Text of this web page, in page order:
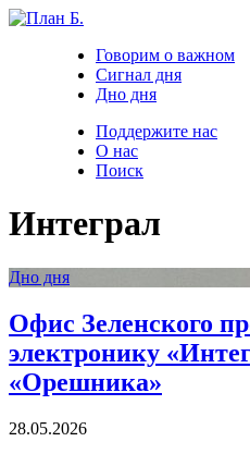
Говорим о важном
Сигнал дня
Дно дня
Поддержите нас
О нас
Поиск
Интеграл
Дно дня
Офис Зеленского
электронику
«Орешника»
28.05.2026